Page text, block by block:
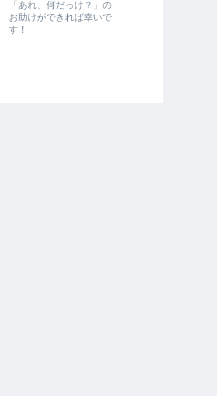
「あれ、何だっけ？」の
お助けができれば幸いで
す！